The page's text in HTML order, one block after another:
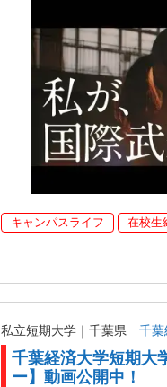
キャンパスライフ 在校生
私立短期大学｜千葉県 千葉
千葉経済大学短期大
ー】動画公開中！